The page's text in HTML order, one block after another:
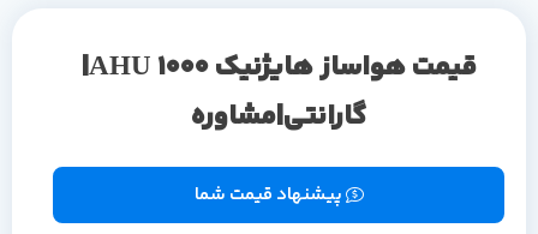
قیمت هواساز هایژنیک 1000 AHU|
گارانتی|مشاوره
پیشنهاد قیمت شما